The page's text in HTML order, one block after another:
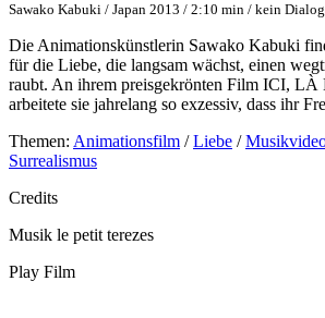
Sawako Kabuki / Japan 2013 / 2:10 min / kein Dialog
Die Animationskünstlerin Sawako Kabuki
für die Liebe, die langsam wächst, einen
raubt. An ihrem preisgekrönten Film ICI,
arbeitete sie jahrelang so exzessiv, dass ihr
Themen: Animationsfilm /Liebe /
Surrealismus
Credits
Musik le petit terezes
Play Film